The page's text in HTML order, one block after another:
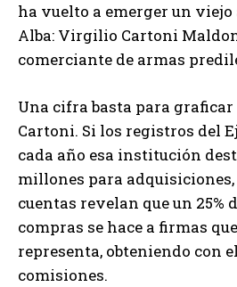
ha vuelto a emerger un viejo
Alba: Virgilio Cartoni
comerciante de armas
Una cifra basta para
Cartoni. Si los registros del
cada año esa institución
millones para adquisiciones,
cuentas revelan que un 25%
compras se hace a firmas
representa, obteniendo con
comisiones.